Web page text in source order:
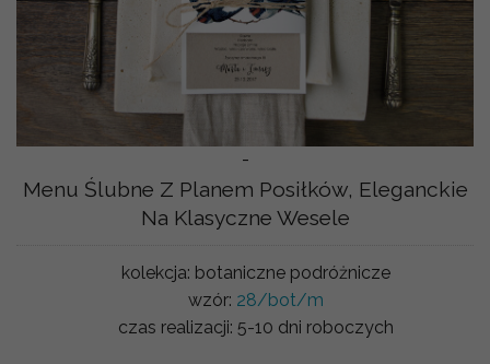
-
Menu Ślubne Z Planem Posiłków, Eleganckie
Na Klasyczne Wesele
kolekcja: botaniczne podróżnicze
wzór: 28/bot/m
czas realizacji: 5-10 dni roboczych